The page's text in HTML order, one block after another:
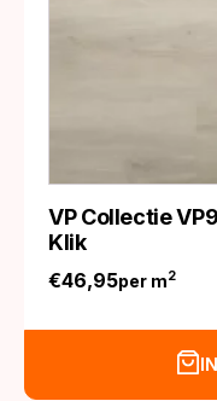
VP Collectie
Klik
€46,95per m2